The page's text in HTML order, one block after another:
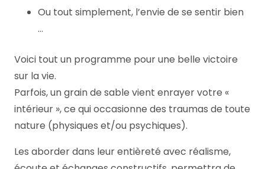
Ou tout simplement, l’envie de se sentir bien
…
Voici tout un programme pour une belle victoire
sur la vie.
Parfois, un grain de sable vient enrayer votre «
intérieur », ce qui occasionne des traumas de toute
nature (physiques et/ou psychiques).
Les aborder dans leur entièreté avec réalisme,